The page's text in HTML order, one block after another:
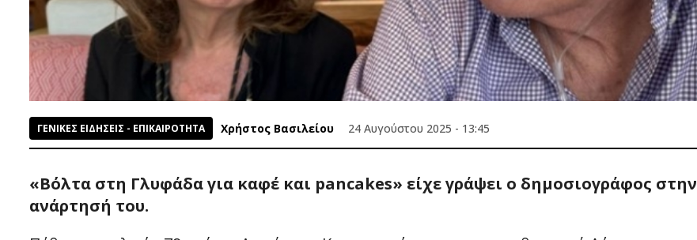
ΓΕΝΙΚΕΣ ΕΙΔΗΣΕΙΣ - ΕΠΙΚΑΙΡΟΤΗΤΑ Χρήστος Βασιλείου 24 Αυγούστου 2025 - 13:45
«Βόλτα στη Γλυφάδα για καφέ και pancakes» είχε γράψει ο δημοσιογράφος στην
ανάρτησή του.